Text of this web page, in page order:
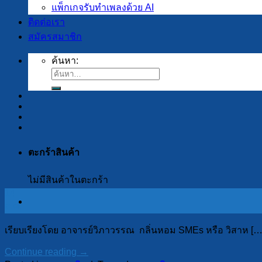
แพ็กเกจรับทำเพลงด้วย AI
ติดต่อเรา
สมัครสมาชิก
ค้นหา:
ตะกร้าสินค้า
ไม่มีสินค้าในตะกร้า
ต.ค.
เรียบเรียงโดย อาจารย์วิภาวรรณ กลิ่นหอม SMEs หรือ วิสาห
Continue reading →